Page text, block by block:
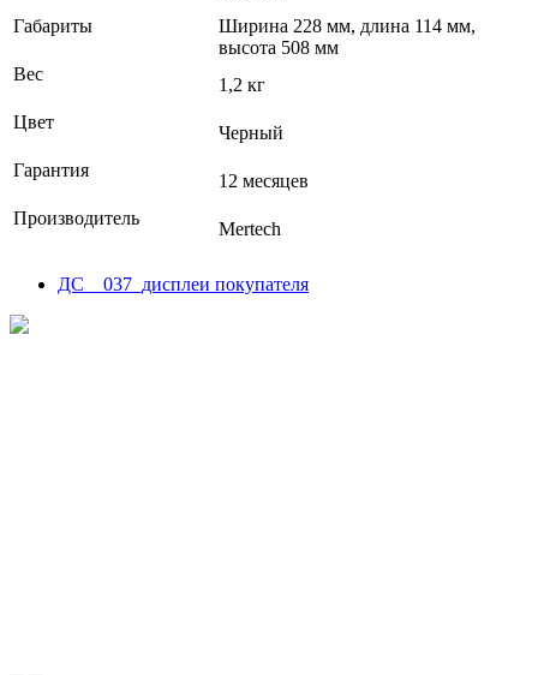
Габариты
Ширина 228 мм, длина 114 мм,
высота 508 мм
Вес
1,2 кг
Цвет
Черный
Гарантия
12 месяцев
Производитель
Mertech
ДС _ 037_дисплеи покупателя